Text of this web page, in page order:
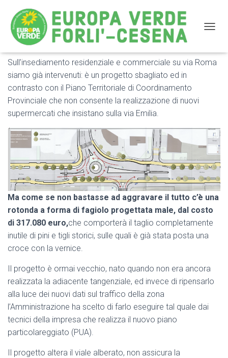
Europa Verde propone una alternativa al progetto
sbagliato della rotonda fagiolo di viale Roma-via
Monari
Sull’insediamento residenziale e commerciale su via Roma
siamo già intervenuti: è un progetto sbagliato ed in
contrasto con il Piano Territoriale di Coordinamento
Provinciale che non consente la realizzazione di nuovi
supermercati che insistano sulla via Emilia.
Ma come se non bastasse ad aggravare il tutto c’è una
rotonda a forma di fagiolo progettata male, dal costo
di 317.080 euro,che comporterà il taglio completamente
inutile di pini e tigli storici, sulle quali è già stata posta una
croce con la vernice.
Il progetto è ormai vecchio, nato quando non era ancora
realizzata la adiacente tangenziale, ed invece di ripensarlo
alla luce dei nuovi dati sul traffico della zona
l’Amministrazione ha scelto di farlo eseguire tal quale dai
tecnici della impresa che realizza il nuovo piano
particolareggiato (PUA).
Il progetto altera il viale alberato, non assicura la